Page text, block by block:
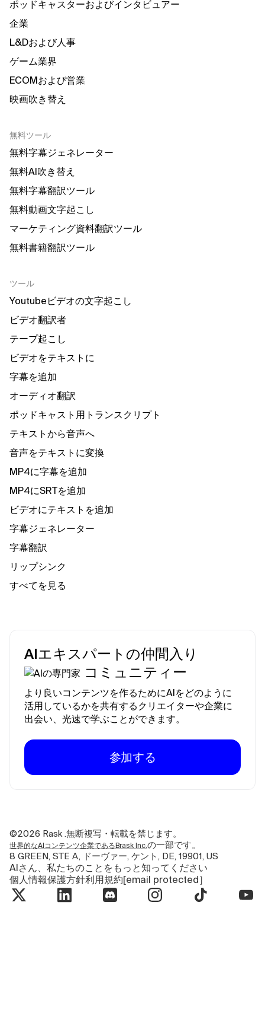
ポッドキャスターおよびインタビュアー
企業
L&Dおよび人事
ゲーム業界
ECOMおよび営業
映画吹き替え
無料ツール
無料字幕ジェネレーター
無料AI吹き替え
無料字幕翻訳ツール
無料動画文字起こし
マーケティング資料翻訳ツール
無料書籍翻訳ツール
ツール
Youtubeビデオの文字起こし
ビデオ翻訳者
テープ起こし
ビデオをテキストに
字幕を追加
オーディオ翻訳
ポッドキャスト用トランスクリプト
テキストから音声へ
音声をテキストに変換
MP4に字幕を追加
MP4にSRTを追加
ビデオにテキストを追加
字幕ジェネレーター
字幕翻訳
リップシンク
すべてを見る
AIエキスパートの仲間入り
コミュニティー
より良いコンテンツを作るためにAIをどのように
活用しているかを共有するクリエイターや企業に
出会い、光速で学ぶことができます。
参加する
©2026 Rask .無断複写・転載を禁じます。
世界的なAIコンテンツ企業であるBrask Inc. の一部です。
8 GREEN, STE A, ドーヴァー, ケント, DE, 19901, US
AIさん、私たちのことをもっと知ってください
個人情報保護方針利用規約[email protected］